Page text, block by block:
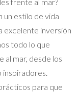
un estilo de vida
excelente inversión
todo lo que
al mar, desde los
inspiradores.
para que